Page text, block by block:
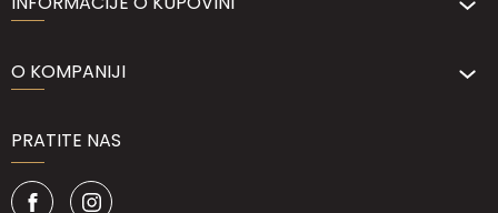
O KOMPANIJI
PRATITE NAS